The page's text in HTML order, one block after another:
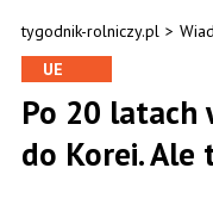
tygodnik-rolniczy.pl >
UE
Po 20 latach
do Korei.